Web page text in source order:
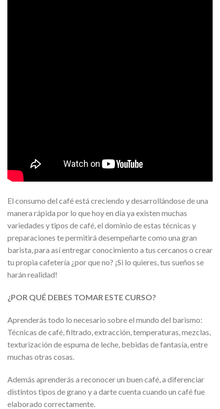
El consumo del café está creciendo y desarrollándose de una
manera rápida por lo que hoy en día ya existen muchas
variedades y tipos de café, el dominio de estas técnicas y
preparaciones te permitirá desempeñarte como una gran
barista, para así entregar conocimiento a tus cercanos o crear
tu propia cafetería ¿por que no? ¡Si lo quieres, tus sueños se
harán realidad!
¿POR QUÉ DEBES TOMAR ESTE CURSO?
Aprenderás todo lo necesario sobre el mundo del barismo:
Técnicas de café, filtrado, extracción, temperaturas, mezclas,
texturización de espuma de leche, bebidas de fantasía, entre
muchas otras cosas.
Además aprenderás a reconocer un buen café, a diferenciar
distintos tipos de grano y a darte cuenta cuando un café fue
elaborado correctamente.